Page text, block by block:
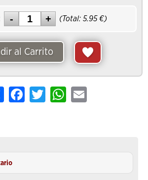
(Total:5.95 €)
al Carrito
Share FacebookTwitterWhatsApp
Email